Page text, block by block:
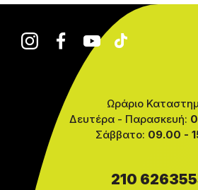
Ωράριο
Δευτέρα - Παρασκευή:
Σάββατο: 09.00 -
210